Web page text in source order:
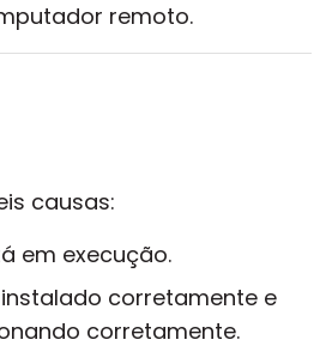
remoto.
causas:
em execução.
corretamente e
corretamente.